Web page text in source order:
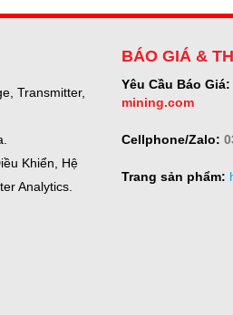
Transmitter,
Khiển, Hệ
Analytics.
BÁO GIÁ &
Yêu Cầu Báo Giá:
mining.com
Cellphone/Zalo:
Trang sản phẩm: